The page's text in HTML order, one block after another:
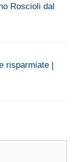
Roscioli dal
risparmiate |